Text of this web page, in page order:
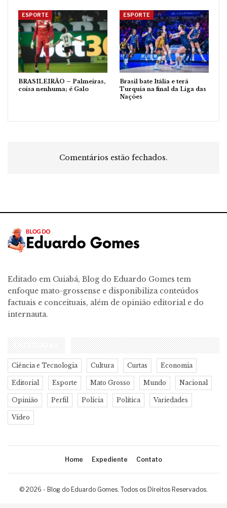
ESPORTE
BRASILEIRÃO – Palmeiras,
coisa nenhuma; é Galo
ESPORTE
Brasil bate Itália e terá
Turquia na final da Liga das
Nações
Comentários estão fechados.
Editado em Cuiabá, Blog do Eduardo Gomes tem
enfoque mato-grossense e disponibiliza conteúdos
factuais e conceituais, além de opinião editorial e do
internauta.
CATEGORIAS
Ciência e Tecnologia Cultura Curtas Economia
Editorial Esporte Mato Grosso Mundo Nacional
Opinião Perfil Polícia Política Variedades
Vídeo
Home Expediente Contato
© 2026 - Blog do Eduardo Gomes. Todos os Direitos Reservados.